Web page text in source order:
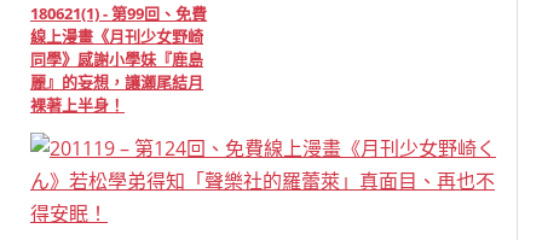
180621(1) - 第99回、免費
線上漫畫《月刊少女野崎
同學》感謝小學妹『鹿島
麗』的妄想，讓瀬尾結月
裸著上半身！